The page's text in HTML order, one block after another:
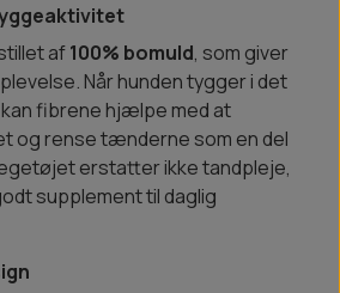
af100% bomuld, som giver
Når hunden tygger i det
fibrene hjælpe med at
og rense tænderne som en del
erstatter ikke tandpleje,
supplement til daglig